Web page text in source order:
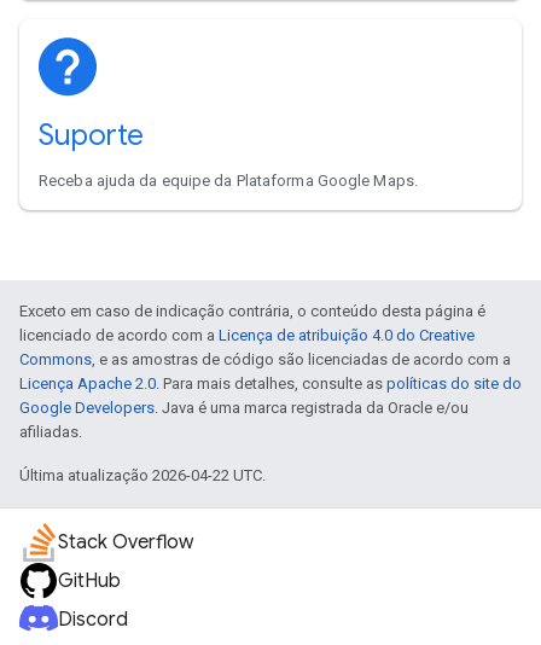
Suporte
Receba ajuda da equipe da Plataforma Google Maps.
Exceto em caso de indicação contrária, o conteúdo desta página é
licenciado de acordo com a Licença de atribuição 4.0 do Creative
Commons , e as amostras de código são licenciadas de acordo com a
Licença Apache 2.0 . Para mais detalhes, consulte as políticas do site do
Google Developers . Java é uma marca registrada da Oracle e/ou
afiliadas.
Última atualização 2026-04-22 UTC.
Stack Overflow
GitHub
Discord